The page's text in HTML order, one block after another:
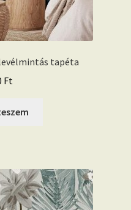
tapéta
Ft